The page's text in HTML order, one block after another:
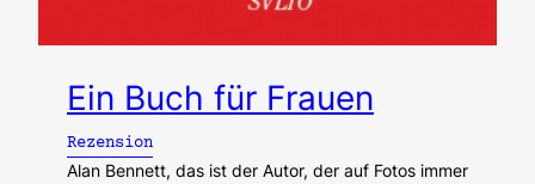
Ein Buch für Frauen
Rezension
Alan Bennett, das ist der Autor, der auf Fotos immer